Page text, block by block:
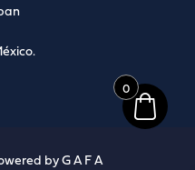
byG A F A
0